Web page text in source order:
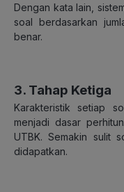
Dengan kata lain,
soal berdasarkan
benar.
3. Tahap Ketiga
Karakteristik setiap
menjadi dasar
UTBK. Semakin sulit
didapatkan.